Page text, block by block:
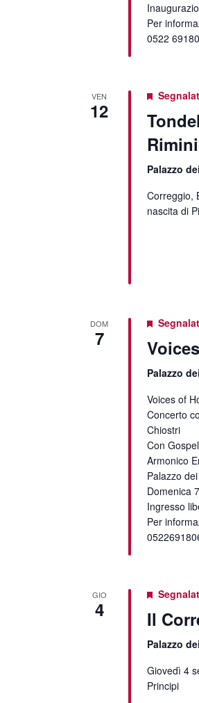
Per
0522
VEN
12
Rimini
Palazzo
Correggio,
nascita di
DOM
7
Palazzo
Voices of
Concerto
Chiostri
Con
Armonico
Palazzo
Domenica
Ingresso
Per
GIO
4 Il
Palazzo
Giovedì 4
Principi